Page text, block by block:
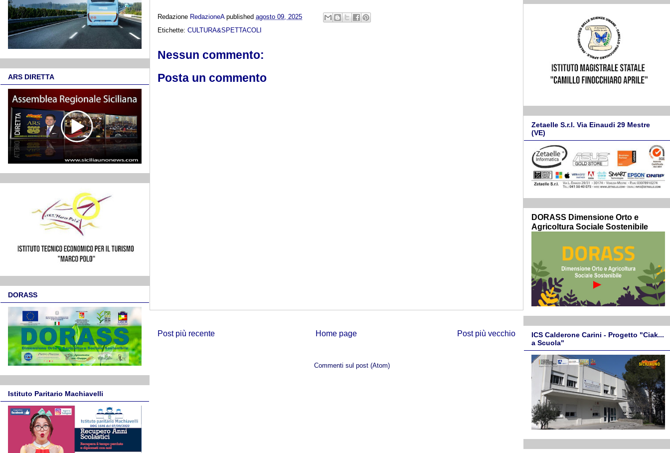
Redazione RedazioneA published agosto 09, 2025
Etichette: CULTURA&SPETTACOLI
Nessun commento:
Posta un commento
Post più recente Post più vecchio
Home page
Commenti sul post (Atom)
ARS DIRETTA
DORASS
Istituto Paritario Machiavelli
Zetaelle S.r.l. Via Einaudi 29 Mestre
(VE)
DORASS Dimensione Orto e
Agricoltura Sociale Sostenibile
ICS Calderone Carini - Progetto "Ciak...
a Scuola"